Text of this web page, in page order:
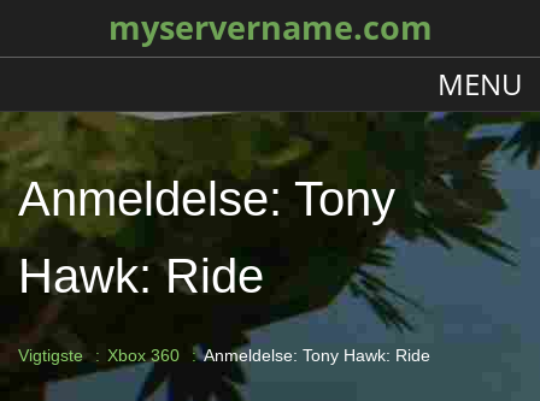
myservername.com
MENU
Anmeldelse: Tony
Hawk: Ride
Vigtigste Xbox 360 Anmeldelse: Tony Hawk: Ride